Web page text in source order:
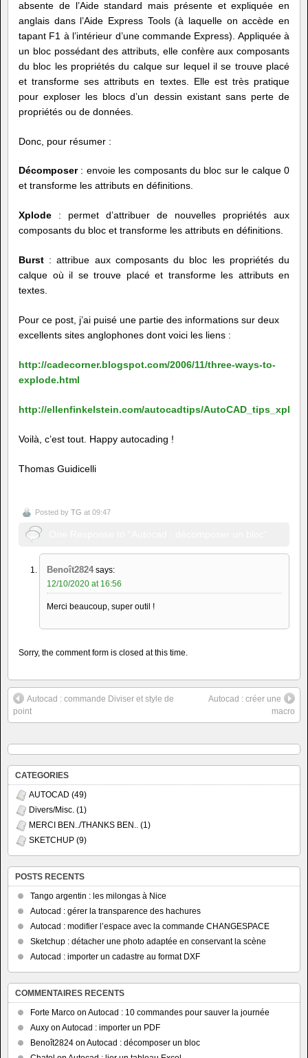
absente de l’Aide standard mais présente et expliquée en
anglais dans l’Aide Express Tools (à laquelle on accède en
tapant F1 à l’intérieur d’une commande Express). Appliquée à
un bloc possédant des attributs, elle confère aux composants
du bloc les propriétés du calque sur lequel il se trouve placé
et transforme ses attributs en textes. Elle est très pratique
pour exploser les blocs d’un dessin existant sans perte de
propriétés ou de données.
Donc, pour résumer :
Décomposer: envoie les composants du bloc sur le calque 0
et transforme les attributs en définitions.
Xplode : permet d’attribuer de nouvelles propriétés aux
composants du bloc et transforme les attributs en définitions.
Burst : attribue aux composants du bloc les propriétés du
calque où il se trouve placé et transforme les attributs en
textes.
Pour ce post, j’ai puisé une partie des informations sur deux
excellents sites anglophones dont voici les liens :
http://cadecorner.blogspot.com/2006/11/three-ways-to-
explode.html
http://ellenfinkelstein.com/autocadtips/
Voilà, c’est tout. Happy autocading !
Thomas Guidicelli
Posted by TG at 09:47
Benoît2824 says:
12/10/2020 at 16:56
Merci beaucoup, super outil !
Sorry, the comment form is closed at this time.
Autocad : commande Diviser et style de
point
Autocad : créer une
macro
CATEGORIES
AUTOCAD (49)
Divers/Misc. (1)
MERCI BEN../THANKS BEN.. (1)
SKETCHUP (9)
POSTS RECENTS
Tango argentin : les milongas à Nice
Autocad : gérer la transparence des hachures
Autocad : modifier l’espace avec la commande CHANGESPACE
Sketchup : détacher une photo adaptée en conservant la scène
Autocad : importer un cadastre au format DXF
COMMENTAIRES RECENTS
Forte Marco on Autocad : 10 commandes pour sauver la journée
Auxy on Autocad : importer un PDF
Benoît2824 on Autocad : décomposer un bloc